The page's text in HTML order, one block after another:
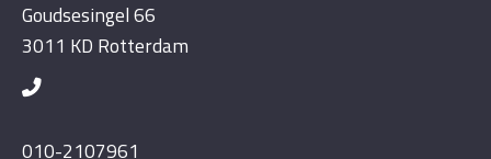
Goudsesingel 66
3011 KD Rotterdam
010-2107961